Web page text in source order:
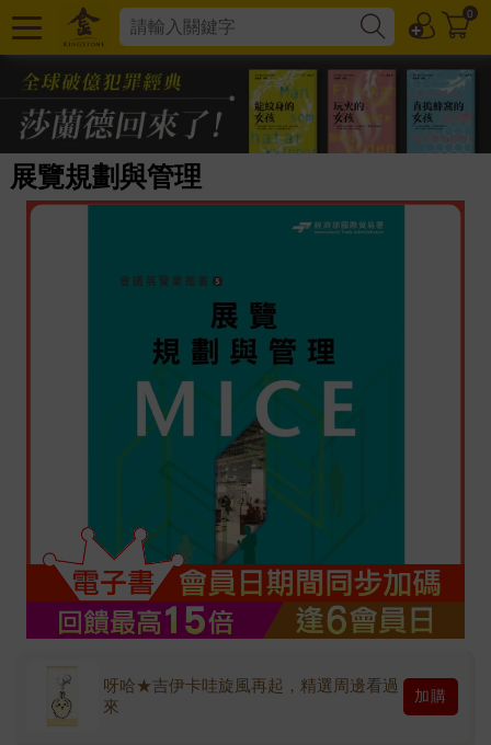
0
展覽規劃與管理
呀哈★吉伊卡哇旋風再起，精選周邊看過
來
加購